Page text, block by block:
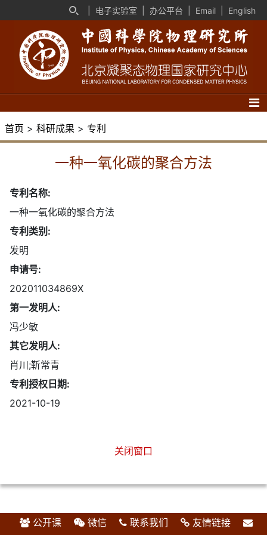
电子实验室 办公平台 Email English
首页 > 科研成果 > 专利
一种一氧化碳的聚合方法
专利名称:
一种一氧化碳的聚合方法
专利类别:
发明
申请号:
202011034869X
第一发明人:
冯少敏
其它发明人:
肖川;靳常青
专利授权日期:
2021-10-19
关闭窗口
公开课 微信 联系我们 友情链接